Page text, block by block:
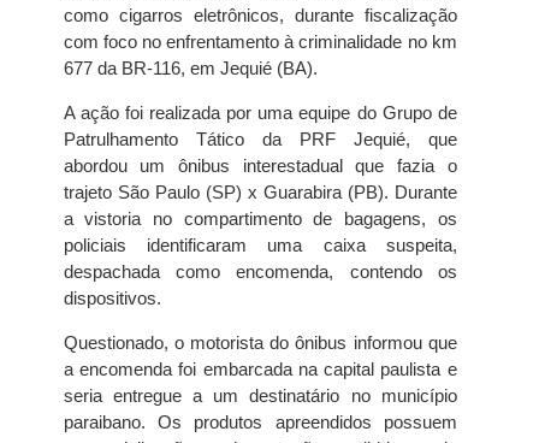
como cigarros eletrônicos, durante fiscalização
com foco no enfrentamento à criminalidade no km
677 da BR-116, em Jequié (BA).
A ação foi realizada por uma equipe do Grupo de
Patrulhamento Tático da PRF Jequié, que
abordou um ônibus interestadual que fazia o
trajeto São Paulo (SP) x Guarabira (PB). Durante
a vistoria no compartimento de bagagens, os
policiais identificaram uma caixa suspeita,
despachada como encomenda, contendo os
dispositivos.
Questionado, o motorista do ônibus informou que
a encomenda foi embarcada na capital paulista e
seria entregue a um destinatário no município
paraibano. Os produtos apreendidos possuem